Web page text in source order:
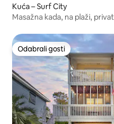
Kuća – Surf City
Masažna kada, na plaži,
Odabrali gosti
Odabrali gosti